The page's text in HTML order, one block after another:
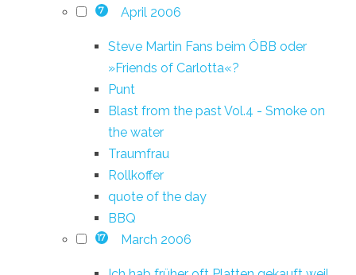
7 April 2006
Steve Martin Fans beim ÖBB oder
»Friends of Carlotta«?
Punt
Blast from the past Vol.4 - Smoke on
the water
Traumfrau
Rollkoffer
quote of the day
BBQ
17 March 2006